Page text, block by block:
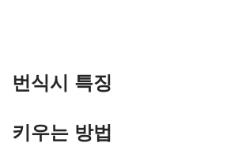
번식시 특징
키우는 방법